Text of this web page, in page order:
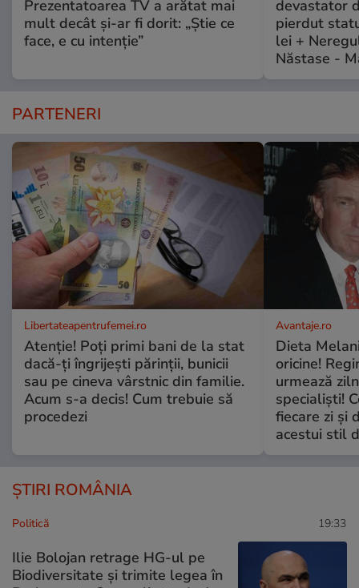
Prezentatoarea TV a arătat mai
mult decât și-ar fi dorit: „Știe ce
face, e cu intenție”
devastator
pierdut
lei +
Năstase -
PARTENERI
Libertateapentrufemei.ro
Atenție! Poți primi bani de la stat
dacă-ți îngrijești părinții, bunicii
sau pe cineva vârstnic din familie.
Acum s-a decis! Cum trebuie să
procedezi
Avantaje.ro
Dieta
oricine!
urmează
specialiști!
fiecare zi și
acestui stil
ȘTIRI ROMÂNIA
Politică 19:33
Ilie Bolojan retrage HG-ul pe
Biodiversitate și trimite legea în